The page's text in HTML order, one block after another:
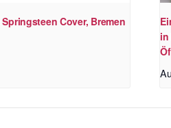
Cover, Bremen
in